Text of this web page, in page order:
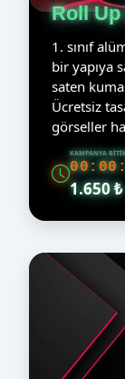
Roll
1. sınıf
bir yapıya
saten
Ücretsiz
görseller
KAMPANYA
1.650 ₺